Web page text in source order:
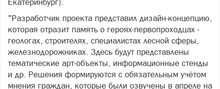
Екатеринбург).
"Разработчик проекта представил дизайн-концепцию,
которая отразит память о героях-первопроходцах -
геологах, строителях, специалистах лесной сферы,
железнодорожниках. Здесь будут представлены
тематические арт-объекты, информационные стенды
и др. Решения формируются с обязательным учётом
мнения граждан, которые были озвучены в апреле на